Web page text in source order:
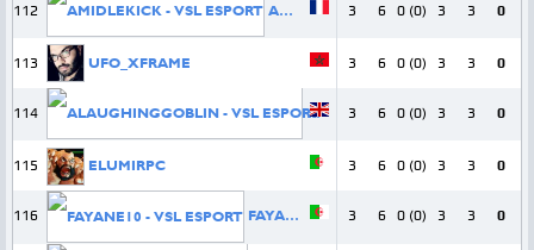
112 AMIDLEKICK 3 6 0 (0) 3 3 0
113 UFO_XFRAME 3 6 0 (0) 3 3 0
114 ALAUGHINGGOBLIN
3 6 0 (0) 3 3 0
115 ELUMIRPC 3 6 0 (0) 3 3 0
116 FAYANE10 3 6 0 (0) 3 3 0